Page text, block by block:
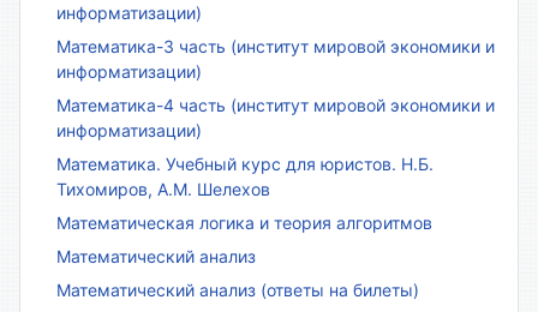
информатизации)
Математика-3 часть (институт мировой экономики и
информатизации)
Математика-4 часть (институт мировой экономики и
информатизации)
Математика. Учебный курс для юристов. Н.Б.
Тихомиров, А.М. Шелехов
Математическая логика и теория алгоритмов
Математический анализ
Математический анализ (ответы на билеты)